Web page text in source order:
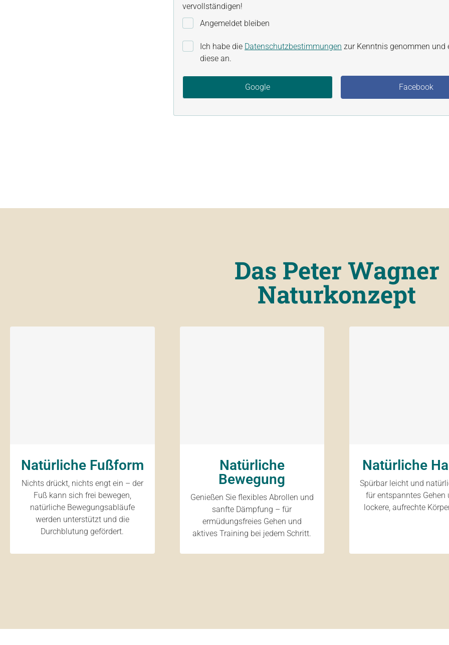
vervollständigen!
Angemeldet bleiben
Ich habe die Datenschutzbestimmungen zur Kenntnis genommen und
diese an.
Google Facebook
Das Peter Wagner
Naturkonzept
Natürliche Fußform
Nichts drückt, nichts engt ein – der
Fuß kann sich frei bewegen,
natürliche Bewegungsabläufe
werden unterstützt und die
Durchblutung gefördert.
Natürliche
Bewegung
Genießen Sie flexibles Abrollen und
sanfte Dämpfung – für
ermüdungsfreies Gehen und
aktives Training bei jedem Schritt.
Natürliche
Spürbar leicht und
für entspanntes Gehen
lockere, aufrechte